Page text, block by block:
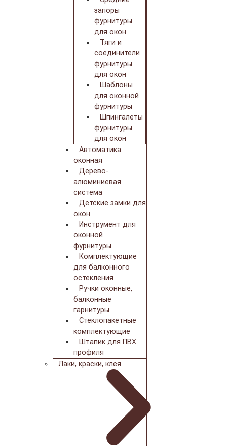
запоры
фурнитуры
для окон
Тяги и
соединители
фурнитуры
для окон
Шаблоны
для оконной
фурнитуры
Шпингалеты
фурнитуры
для окон
Автоматика
оконная
Дерево-
алюминиевая
система
Детские замки для
окон
Инструмент для
оконной
фурнитуры
Комплектующие
для балконного
остекления
Ручки оконные,
балконные
гарнитуры
Стеклопакетные
комплектующие
Штапик для ПВХ
профиля
Лаки, краски, клея